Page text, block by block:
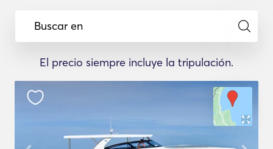
Buscar en
El precio siempre incluye la tripulación.